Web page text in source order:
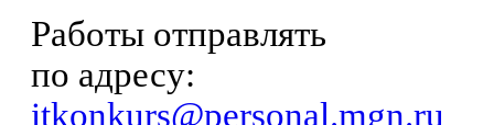
Работы отправлять
по адресу:
itkonkurs@personal.mgn.ru